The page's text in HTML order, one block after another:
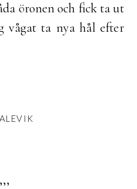
öronen och fick ta ut
vågat ta nya hål efter